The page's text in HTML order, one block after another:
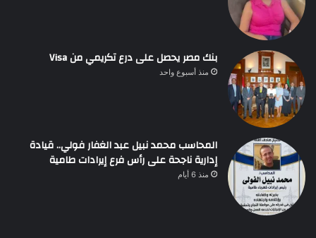
بنك مصر يحصل على درع تكريمي من Visa
منذ أسبوع واحد
المحاسب محمد نبيل عبد الغفار فولي.. قيادة
إدارية ناجحة على رأس فرع إيرادات طامية
منذ 6 أيام